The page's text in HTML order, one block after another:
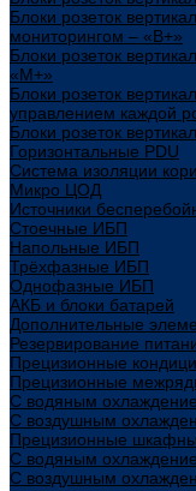
Блоки розеток
мониторингом – «В+»
Блоки розеток
«М+»
Блоки розеток
управлением каждой
Блоки розеток
Горизонтальные PDU
Система изоляции
Микро ЦОД
Источники
Стоечные ИБП
Напольные ИБП
Трёхфазные ИБП
Однофазные ИБП
АКБ и блоки батарей
Дополнительные
Резервирование
Прецизионные
Прецизионные
С водяным
С воздушным
Прецизионные
С водяным
С воздушным